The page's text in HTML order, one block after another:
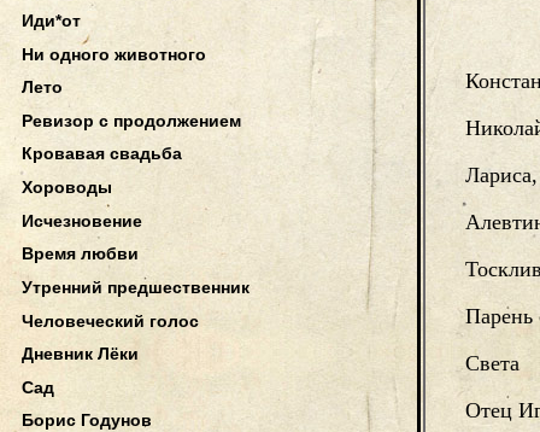
Парень
Света
Отец
Иди*от
Ни одного животного
Лето
Ревизор с продолжением
Кровавая свадьба
Хороводы
Исчезновение
Время любви
Утренний предшественник
Человеческий голос
Дневник Лёки
Сад
Борис Годунов